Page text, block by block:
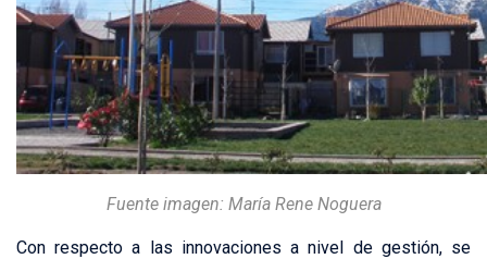
Fuente imagen: María Rene Noguera
Con respecto a las innovaciones a nivel de gestión, se